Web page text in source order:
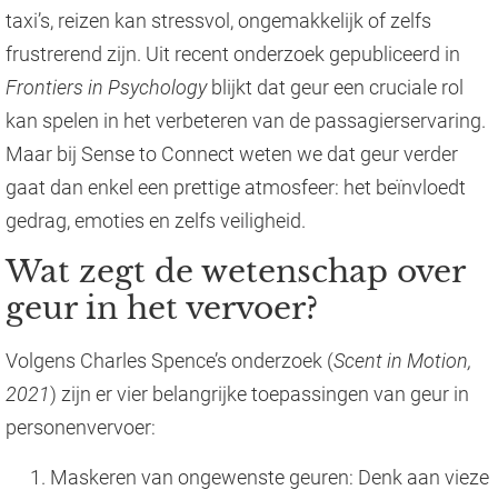
taxi’s, reizen kan stressvol, ongemakkelijk of zelfs
frustrerend zijn. Uit recent onderzoek gepubliceerd in
Frontiers in Psychologyblijkt dat geur een cruciale rol
kan spelen in het verbeteren van de passagierservaring.
Maar bij Sense to Connect weten we dat geur verder
gaat dan enkel een prettige atmosfeer: het beïnvloedt
gedrag, emoties en zelfs veiligheid.
Wat zegt de wetenschap over
geur in het vervoer?
Volgens Charles Spence’s onderzoek (Scent in Motion,
2021) zijn er vier belangrijke toepassingen van geur in
personenvervoer:
Maskeren van ongewenste geuren: Denk aan vieze